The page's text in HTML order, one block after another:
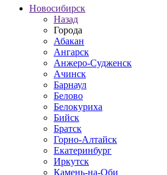
Новосибирск
Назад
Города
Абакан
Ангарск
Анжеро-Судженск
Ачинск
Барнаул
Белово
Белокуриха
Бийск
Братск
Горно-Алтайск
Екатеринбург
Иркутск
Камень-на-Оби